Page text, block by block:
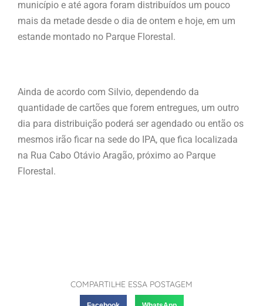
município e até agora foram distribuídos um pouco
mais da metade desde o dia de ontem e hoje, em um
estande montado no Parque Florestal.
Ainda de acordo com Silvio, dependendo da
quantidade de cartões que forem entregues, um outro
dia para distribuição poderá ser agendado ou então os
mesmos irão ficar na sede do IPA, que fica localizada
na Rua Cabo Otávio Aragão, próximo ao Parque
Florestal.
COMPARTILHE ESSA POSTAGEM